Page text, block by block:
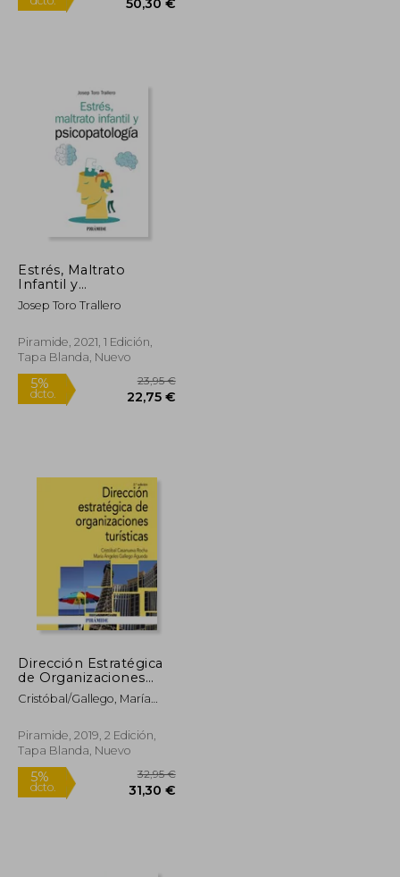
11,50 €
23,95 €
22,75 €
Estrés, Maltrato
Infantil y
Psicopatología
Josep Toro Trallero
Piramide, 2021, 1 Edición,
Tapa Blanda, Nuevo
5%
dcto.
Dirección Estratégica
de Organizaciones
Turísticas
Cristóbal/Gallego, María
Piramide, 2019, 2 Edición,
Tapa Blanda, Nuevo